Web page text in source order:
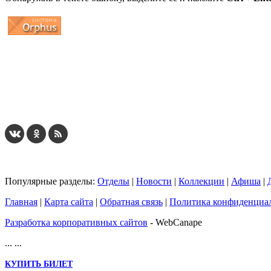
Популярные разделы: Отделы | Новости | Коллекции | Афиша |
Главная | Карта сайта | Обратная связь | Политика
Разработка корпоративных сайтов - WebCanape
... ...
КУПИТЬ БИЛЕТ